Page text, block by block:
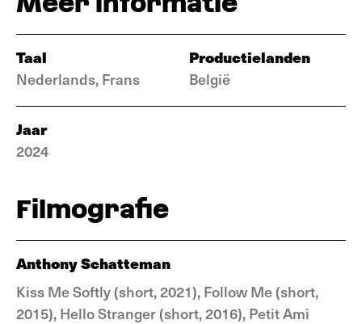
Taal
Nederlands, Frans
Productielanden
België
Jaar
2024
Filmografie
Anthony Schatteman
Kiss Me Softly (short, 2021), Follow Me (short,
2015), Hello Stranger (short, 2016), Petit Ami